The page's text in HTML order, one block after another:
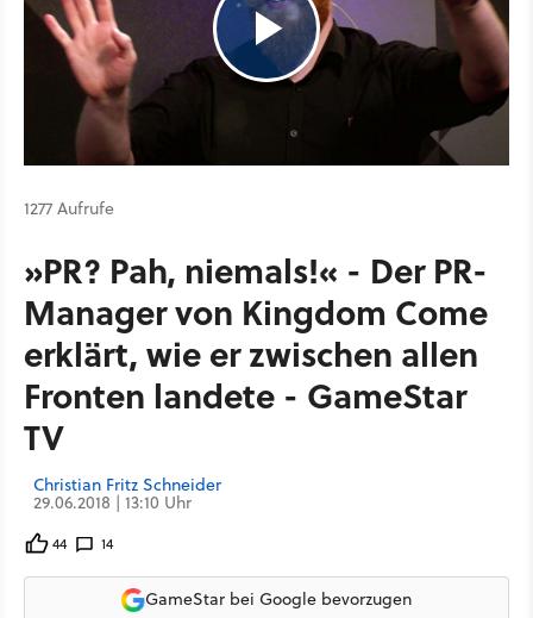
1277 Aufrufe
»PR? Pah, niemals!« - Der PR-
Manager von Kingdom Come
erklärt, wie er zwischen allen
Fronten landete - GameStar
TV
Christian Fritz Schneider
29.06.2018 | 13:10 Uhr
44 14
GameStar bei Google bevorzugen